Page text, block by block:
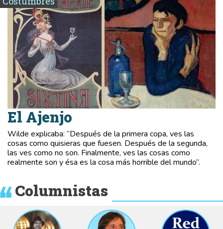
El Ajenjo
Wilde explicaba: “Después de la primera copa, ves las
cosas como quisieras que fuesen. Después de la segunda,
las ves como no son. Finalmente, ves las cosas como
realmente son y ésa es la cosa más horrible del mundo”.
Columnistas